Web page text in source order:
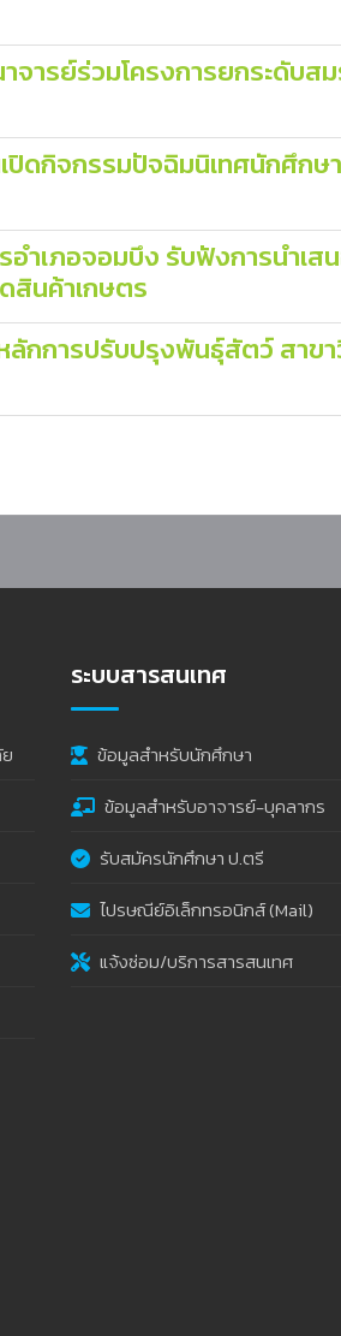
ารย์ร่วมโครงการยกระดับส
ปิดกิจกรรมปัจฉิมนิเทศนักศึก
เภอจอมบึง รับฟังการนำเส
สินค้าเกษตร
ลักการปรับปรุงพันธุ์สัตว์ สา
ระบบสารสนเทศ
ข้อมูลสำหรับนักศึกษา
ข้อมูลสำหรับอาจารย์-บุคลากร
รับสมัครนักศึกษา ป.ตรี
ไปรษณีย์อิเล็กทรอนิกส์ (Mail)
แจ้งซ่อม/บริการสารสนเทศ